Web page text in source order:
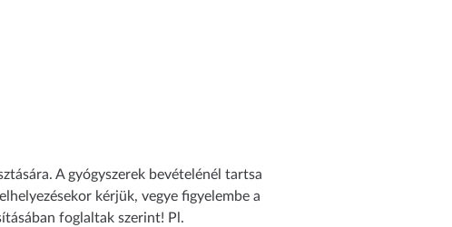
A gyógyszerek bevételénél tartsa
kérjük, vegye figyelembe a
foglaltak szerint! Pl.